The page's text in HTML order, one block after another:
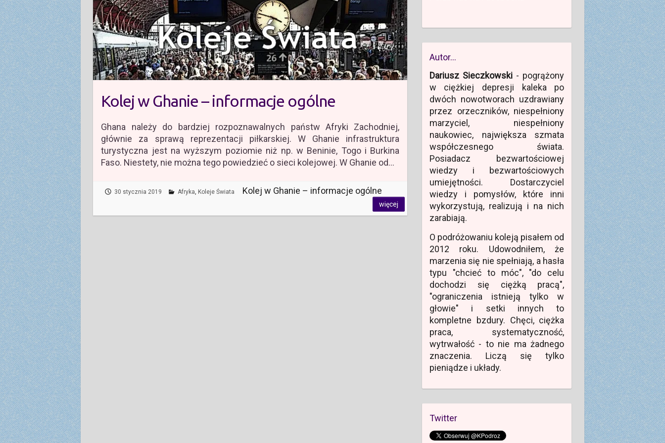
Kolej w Ghanie – informacje ogólne
Ghana należy do bardziej rozpoznawalnych państw Afryki Zachodniej,
głównie za sprawą reprezentacji piłkarskiej. W Ghanie infrastruktura
turystyczna jest na wyższym poziomie niż np. w Beninie, Togo i Burkina
Faso. Niestety, nie można tego powiedzieć o sieci kolejowej. W Ghanie od…
30 stycznia 2019 Afryka Koleje Świata Kolej w Ghanie – informacje ogólne
więcej
Autor…
Dariusz Sieczkowski - pogrążony
w ciężkiej depresji kaleka po
dwóch nowotworach uzdrawiany
przez orzeczników, niespełniony
marzyciel, niespełniony
naukowiec, największa szmata
współczesnego świata.
Posiadacz bezwartościowej
wiedzy i bezwartościowych
umiejętności. Dostarczyciel
wiedzy i pomysłów, które inni
wykorzystują, realizują i na nich
zarabiają.
O podróżowaniu koleją pisałem od
2012 roku. Udowodniłem, że
marzenia się nie spełniają, a hasła
typu "chcieć to móc", "do celu
dochodzi się ciężką pracą",
"ograniczenia istnieją tylko w
głowie" i setki innych to
kompletne bzdury. Chęci, ciężka
praca, systematyczność,
wytrwałość - to nie ma żadnego
znaczenia. Liczą się tylko
pieniądze i układy.
Twitter